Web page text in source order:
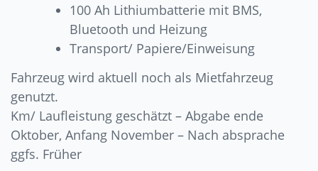
100 Ah Lithiumbatterie mit BMS,
Bluetooth und Heizung
Transport/ Papiere/Einweisung
Fahrzeug wird aktuell noch als Mietfahrzeug
genutzt.
Km/ Laufleistung geschätzt – Abgabe ende
Oktober, Anfang November – Nach absprache
ggfs. Früher